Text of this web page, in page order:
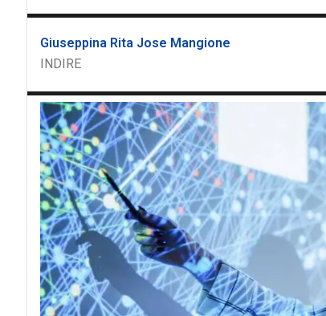
Giuseppina Rita Jose Mangione
INDIRE